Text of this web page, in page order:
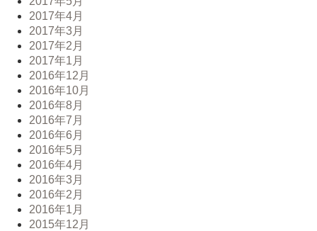
2017年4月
2017年3月
2017年2月
2017年1月
2016年12月
2016年10月
2016年8月
2016年7月
2016年6月
2016年5月
2016年4月
2016年3月
2016年2月
2016年1月
2015年12月